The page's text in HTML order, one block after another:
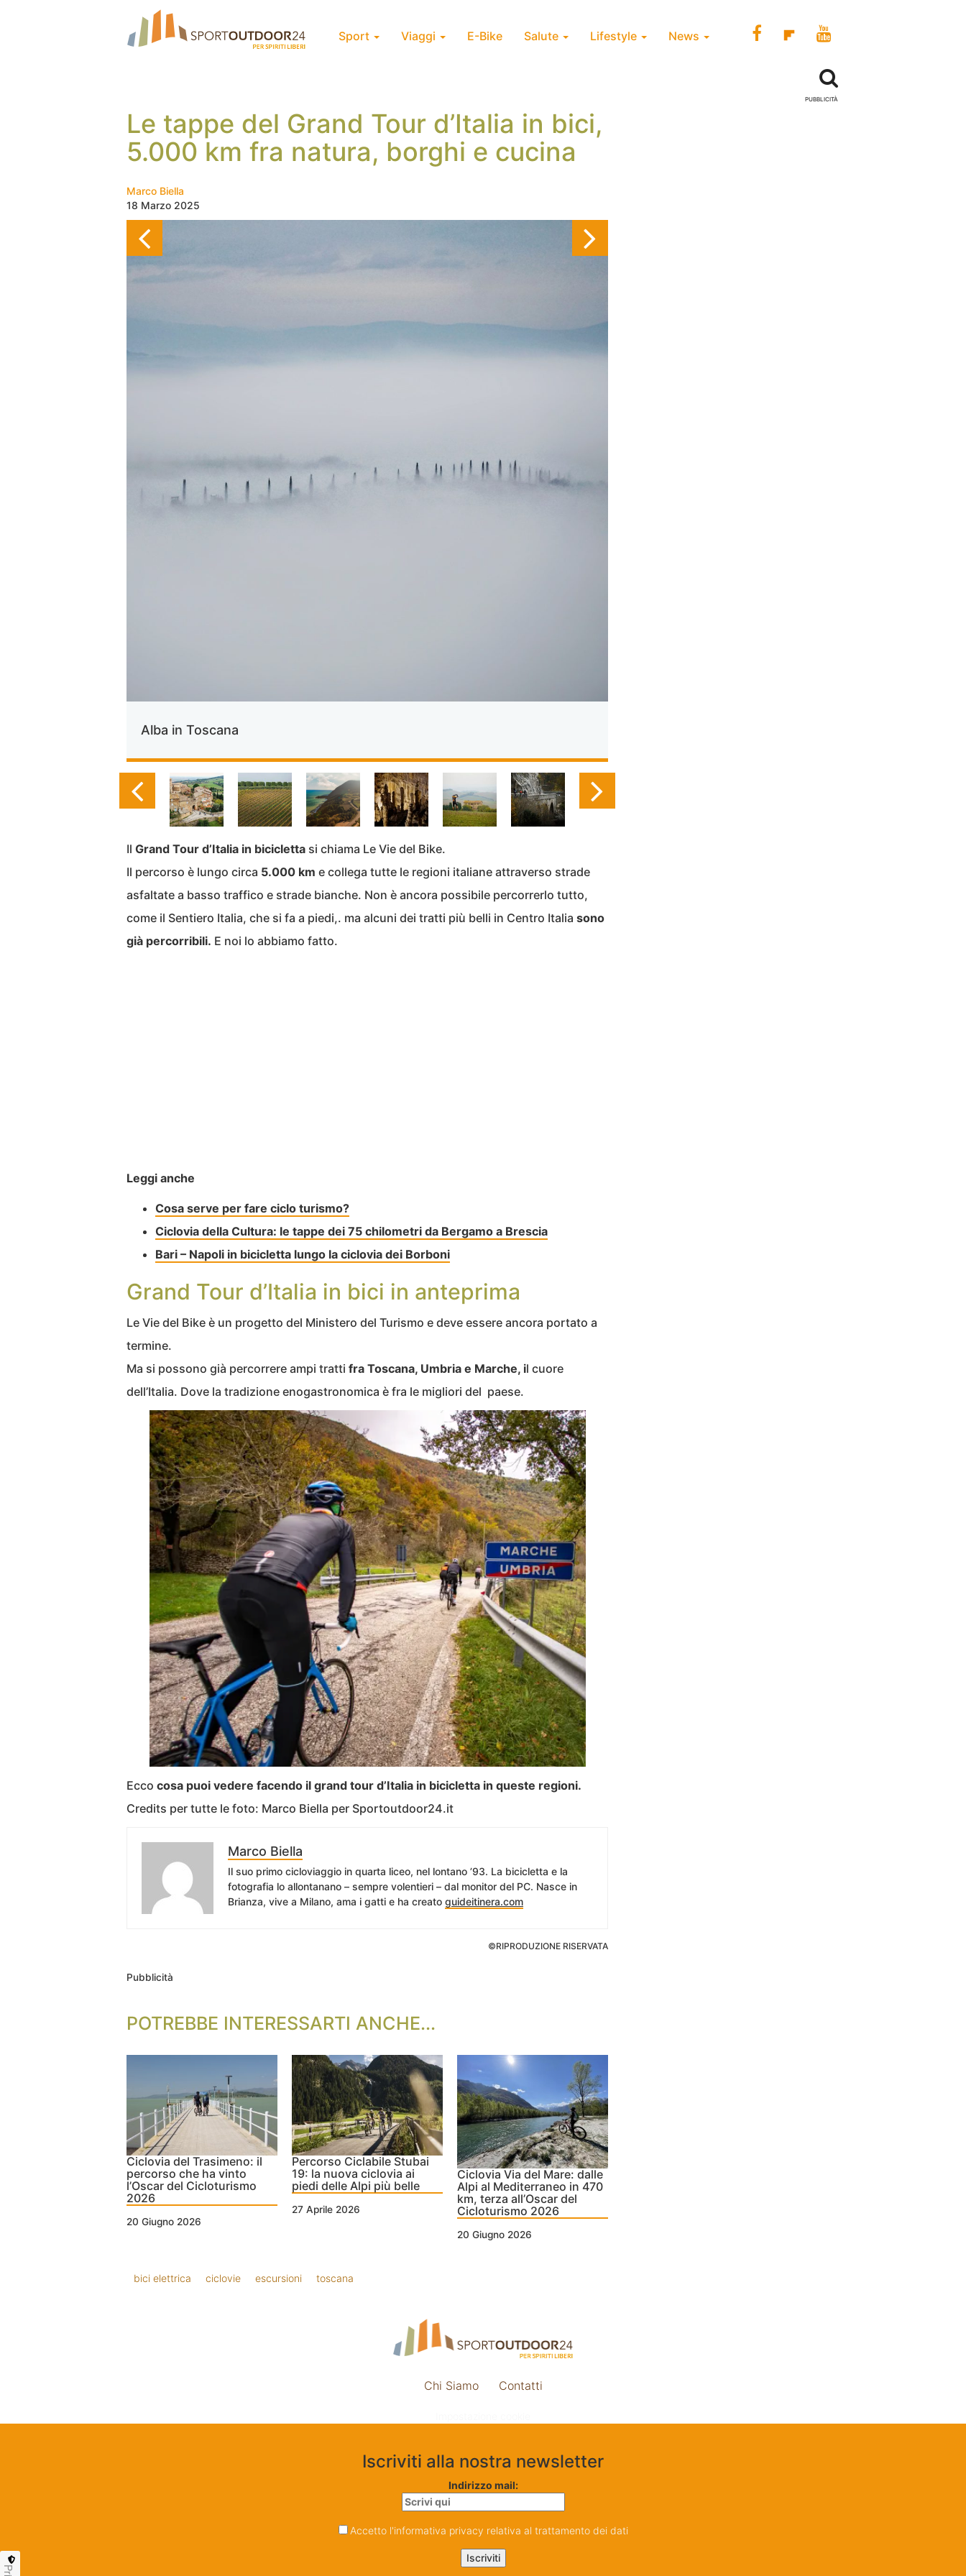
Sport Viaggi E-Bike Salute Lifestyle News
Le tappe del Grand Tour d’Italia in bici,
5.000 km fra natura, borghi e cucina
Marco Biella
18 Marzo 2025
Alba in Toscana
Il Grand Tour d’Italia in bicicletta si chiama Le Vie del Bike.
Il percorso è lungo circa 5.000 km e collega tutte le regioni italiane attraverso strade
asfaltate a basso traffico e strade bianche. Non è ancora possibile percorrerlo tutto,
come il Sentiero Italia, che si fa a piedi,. ma alcuni dei tratti più belli in Centro Italia sono
già percorribili. E noi lo abbiamo fatto.
Leggi anche
Cosa serve per fare ciclo turismo?
Ciclovia della Cultura: le tappe dei 75 chilometri da Bergamo a Brescia
Bari – Napoli in bicicletta lungo la ciclovia dei Borboni
Grand Tour d’Italia in bici in anteprima
Le Vie del Bike è un progetto del Ministero del Turismo e deve essere ancora portato a
termine.
Ma si possono già percorrere ampi tratti fra Toscana, Umbria e Marche, il cuore
dell’Italia. Dove la tradizione enogastronomica è fra le migliori del paese.
Ecco cosa puoi vedere facendo il grand tour d’Italia in bicicletta in queste regioni.
Credits per tutte le foto: Marco Biella per Sportoutdoor24.it
Marco Biella
Il suo primo cicloviaggio in quarta liceo, nel lontano ’93. La bicicletta e la
fotografia lo allontanano – sempre volentieri – dal monitor del PC. Nasce in
Brianza, vive a Milano, ama i gatti e ha creato guideitinera.com
©RIPRODUZIONE RISERVATA
Pubblicità
POTREBBE INTERESSARTI ANCHE...
Ciclovia del Trasimeno: il
percorso che ha vinto
l’Oscar del Cicloturismo
2026
20 Giugno 2026
Percorso Ciclabile Stubai
19: la nuova ciclovia ai
piedi delle Alpi più belle
27 Aprile 2026
Ciclovia Via del Mare: dalle
Alpi al Mediterraneo in 470
km, terza all’Oscar del
Cicloturismo 2026
20 Giugno 2026
bici elettrica ciclovie escursioni toscana
PUBBLICITÀ
Chi Siamo Contatti
Iscriviti alla nostra newsletter
Indirizzo mail:
Accetto l'informativa privacy relativa al trattamento dei dati